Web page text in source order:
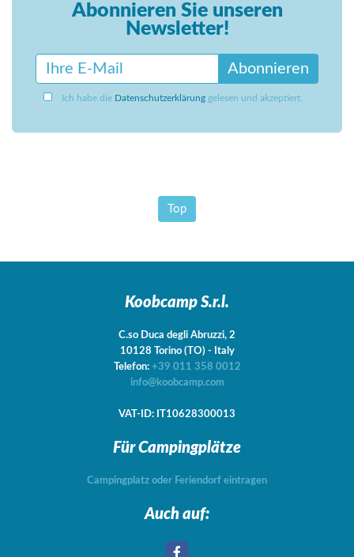
Abonnieren Sie unseren
Newsletter!
Abonnieren
Ich habe die Datenschutzerklärung gelesen und akzeptiert.
Top
Koobcamp S.r.l.
C.so Duca degli Abruzzi, 2
10128 Torino (TO) - Italy
Telefon: +39 011 358 0012
info@koobcamp.com
VAT-ID: IT10628300013
Für Campingplätze
Campingplatz oder Feriendorf eintragen
Auch auf: